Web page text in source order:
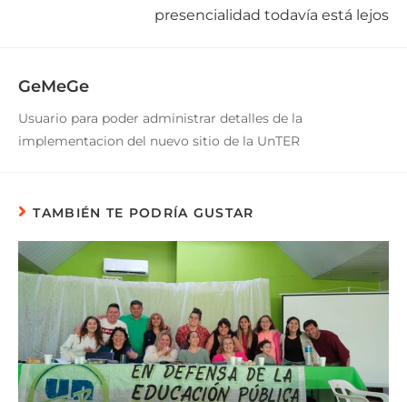
presencialidad todavía está lejos
GeMeGe
Usuario para poder administrar detalles de la
implementacion del nuevo sitio de la UnTER
TAMBIÉN TE PODRÍA GUSTAR